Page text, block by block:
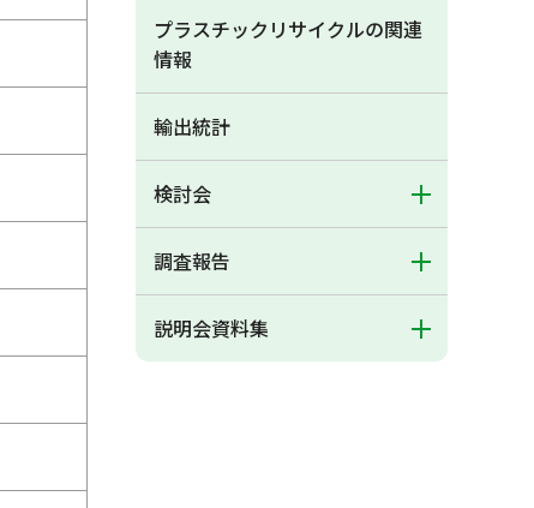
プラスチックリサイクルの関連
情報
輸出統計
検討会
調査報告
説明会資料集